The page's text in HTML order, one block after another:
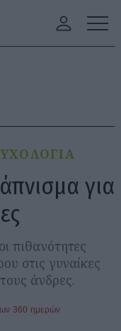
για
πιθανότητες
στις γυναίκες
άνδρες.
360 ημερών